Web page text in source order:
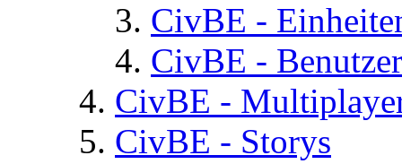
CivBE -
CivBE -
CivBE -
CivBE - Storys